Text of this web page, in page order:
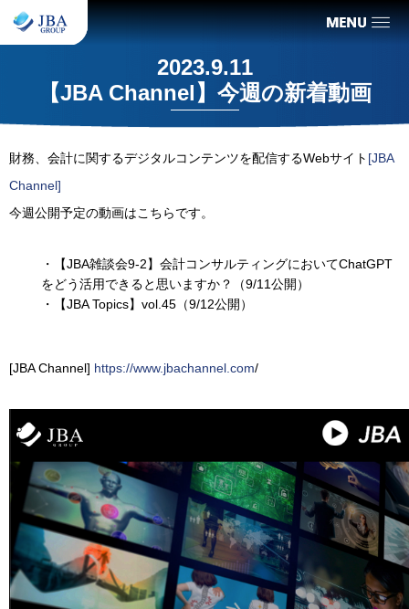
2023.9.11
【JBA Channel】今週の新着動画
財務、会計に関するデジタルコンテンツを配信するWebサイト [JBA
Channel]
今週公開予定の動画はこちらです。
・【JBA雑談会9-2】会計コンサルティングにおいてChatGPT
をどう活用できると思いますか？（9/11公開）
・【JBA Topics】vol.45（9/12公開）
[JBA Channel] https://www.jbachannel.com/